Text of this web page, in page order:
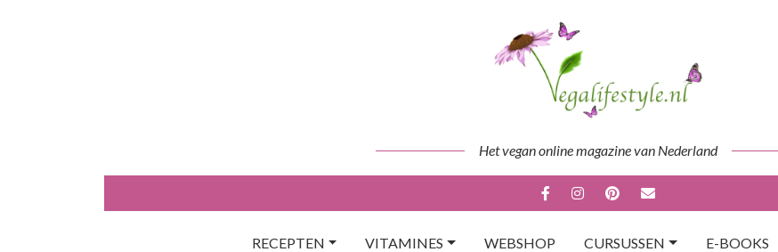
Het vegan online magazine van Nederland
RECEPTEN VITAMINES WEBSHOP CURSUSSEN E-BOOKS